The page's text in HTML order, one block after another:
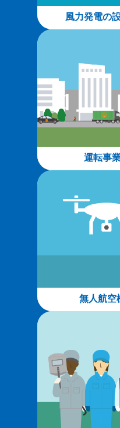
風力発電の
運転事
無人航空